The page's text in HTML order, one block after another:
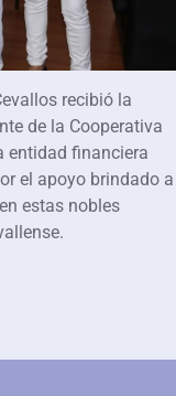
recibió la
de la Cooperativa
entidad financiera
el apoyo brindado a
estas nobles